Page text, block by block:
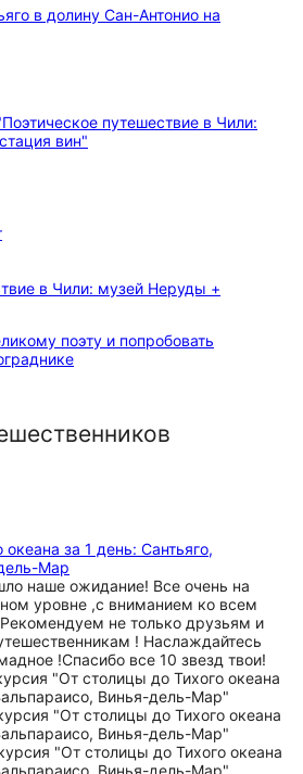
в долину Сан-Антонио на
в Чили: музей Неруды +
поэту и попробовать
за 1 день: Сантьяго,
Мар
наше ожидание! Все очень на
уровне ,с вниманием ко всем
не только друзьям и
! Наслаждайтесь
!Спасибо все 10 звезд твои!